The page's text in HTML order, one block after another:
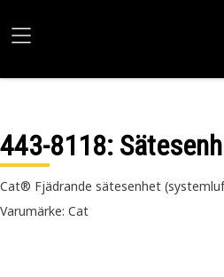
443-8118:
Cat® Fjädrande sätesenhet
Varumärke: Cat